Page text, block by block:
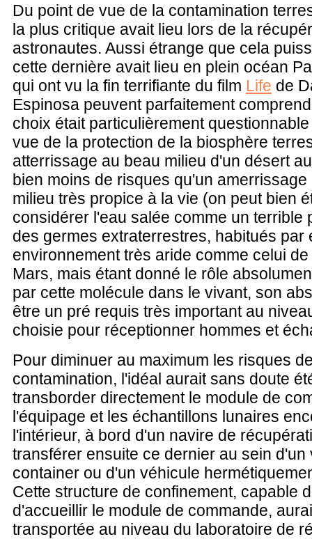
Du point de vue de la contamination
la plus critique avait lieu lors de la
astronautes. Aussi étrange que cela
cette dernière avait lieu en plein océan
qui ont vu la fin terrifiante du film Life de
Espinosa peuvent parfaitement
choix était particulièrement
vue de la protection de la biosphère
atterrissage au beau milieu d'un désert
bien moins de risques qu'un amerrissage
milieu très propice à la vie (on peut bien
considérer l'eau salée comme un terrible
des germes extraterrestres, habitués par
environnement très aride comme celui
Mars, mais étant donné le rôle
par cette molécule dans le vivant, son
être un pré requis très important au
choisie pour réceptionner hommes et
Pour diminuer au maximum les risques
contamination, l'idéal aurait sans doute
transborder directement le module de
l'équipage et les échantillons lunaires
l'intérieur, à bord d'un navire de
transférer ensuite ce dernier au sein d'un
container ou d'un véhicule
Cette structure de confinement, capable
d'accueillir le module de commande,
transportée au niveau du laboratoire de